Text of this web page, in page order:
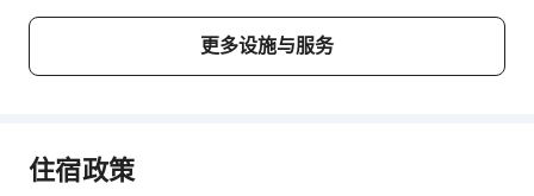
吸烟区
前台服务
更多设施与服务
住宿政策